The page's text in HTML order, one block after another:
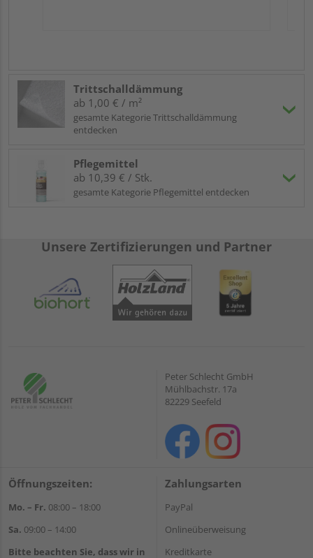
Trittschalldämmung
ab 1,00 € / m²
gesamte Kategorie Trittschalldämmung
entdecken
Pflegemittel
ab 10,39 € / Stk.
gesamte Kategorie Pflegemittel entdecken
Unsere Zertifizierungen und Partner
Peter Schlecht GmbH
Mühlbachstr. 17a
82229 Seefeld
Öffnungszeiten:
Mo. – Fr. 08:00 – 18:00
Sa. 09:00 – 14:00
Bitte beachten Sie, dass wir in
Zahlungsarten
PayPal
Onlineüberweisung
Kreditkarte